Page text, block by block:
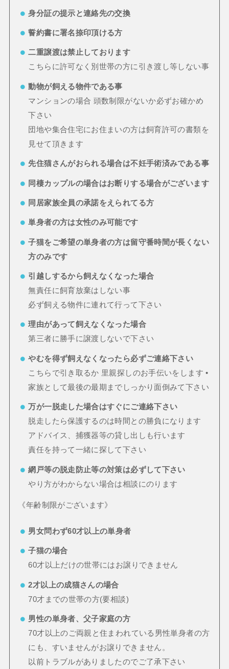
身分証の提示と連絡先の交換
誓約書に署名捺印頂ける方
二重譲渡は禁止しております
こちらに許可なく別世帯の方に引き渡し等しない事
動物が飼える物件である事
マンションの場合 頭数制限がないか必ずお確かめ
下さい
団地や集合住宅にお住まいの方は飼育許可の書類を
見せて頂きます
先住猫さんがおられる場合は不妊手術済みである事
同棲カップルの場合はお断りする場合がございます
同居家族全員の承諾をえられてる方
単身者の方は女性のみ可能です
子猫をご希望の単身者の方は留守番時間が長くない
方のみです
引越しするから飼えなくなった場合
無責任に飼育放棄はしない事
必ず飼える物件に連れて行って下さい
理由があって飼えなくなった場合
第三者に勝手に譲渡しないで下さい
やむを得ず飼えなくなったら必ずご連絡下さい
こちらで引き取るか 里親探しのお手伝いをします •
家族として最後の最期までしっかり面倒みて下さい
万が一脱走した場合はすぐにご連絡下さい
脱走したら保護するのは時間との勝負になります
アドバイス、捕獲器等の貸し出しも行います
責任を持って一緒に探して下さい
網戸等の脱走防止等の対策は必ずして下さい
やり方がわからない場合は相談にのります
《年齢制限がございます》
男女問わず60才以上の単身者
子猫の場合
60才以上だけの世帯にはお譲りできません
2才以上の成猫さんの場合
70才までの世帯の方(要相談)
男性の単身者、父子家庭の方
70才以上のご両親と住まわれている男性単身者の方
にも、すいませんがお譲りできません。
以前トラブルがありましたのでご了承下さい